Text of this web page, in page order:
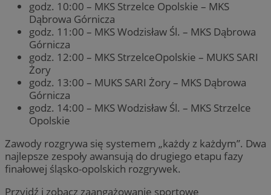
godz. 10:00 – MKS Strzelce Opolskie – MKS
Dąbrowa Górnicza
godz. 11:00 – MKS Wodzisław Śl. – MKS Dąbrowa
Górnicza
godz. 12:00 – MKS StrzelceOpolskie – MUKS SARI
Żory
godz. 13:00 – MUKS SARI Żory – MKS Dąbrowa
Górnicza
godz. 14:00 – MKS Wodzisław Śl. – MKS Strzelce
Opolskie
Zawody rozgrywa się systemem „każdy z każdym”. Dwa
najlepsze zespoły awansują do drugiego etapu fazy
finałowej śląsko-opolskich rozgrywek.
Przyjdź i zobacz zaangażowanie sportowe